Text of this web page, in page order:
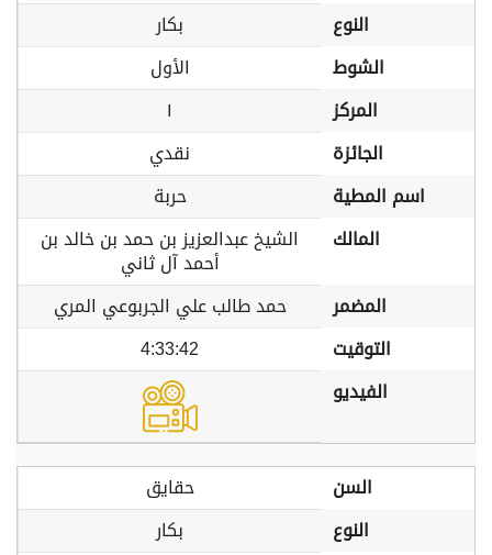
النوع
بكار
الشوط
الأول
المركز
١
الجائزة
نقدي
اسم المطية
حربة
المالك
الشيخ عبدالعزيز بن حمد بن خالد بن
أحمد آل ثاني
المضمر
حمد طالب علي الجربوعي المري
التوقيت
4:33:42
الفيديو
السن
حقايق
النوع
بكار